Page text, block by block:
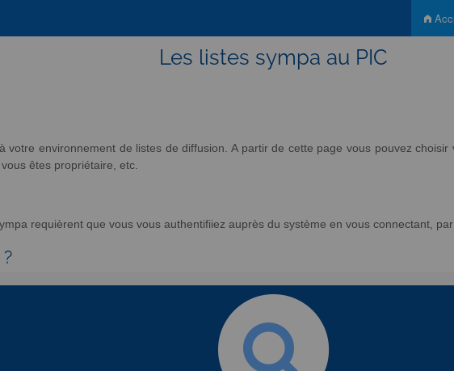
Les listes sympa au PIC
votre environnement de listes de diffusion. A partir de cette page vous pouvez
êtes propriétaire, etc.
requièrent que vous vous authentifiiez auprès du système en vous connectant,